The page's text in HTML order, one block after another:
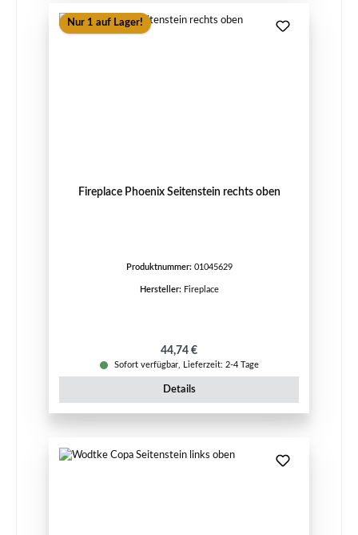
Nur 1 auf Lager!
Fireplace Phoenix Seitenstein rechts oben
Produktnummer: 01045629
Hersteller: Fireplace
Regulärer Preis:
44,74 €
Sofort verfügbar, Lieferzeit: 2-4 Tage
Details